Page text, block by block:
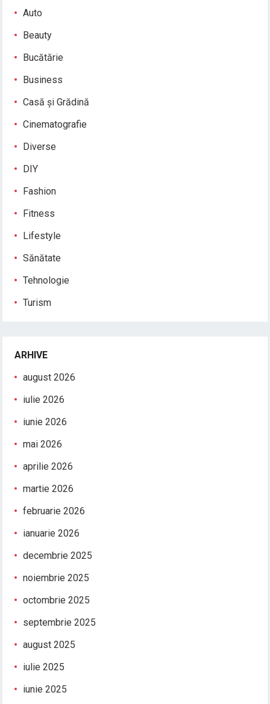
Auto
Beauty
Bucătărie
Business
Casă și Grădină
Cinematografie
Diverse
DIY
Fashion
Fitness
Lifestyle
Sănătate
Tehnologie
Turism
ARHIVE
august 2026
iulie 2026
iunie 2026
mai 2026
aprilie 2026
martie 2026
februarie 2026
ianuarie 2026
decembrie 2025
noiembrie 2025
octombrie 2025
septembrie 2025
august 2025
iulie 2025
iunie 2025